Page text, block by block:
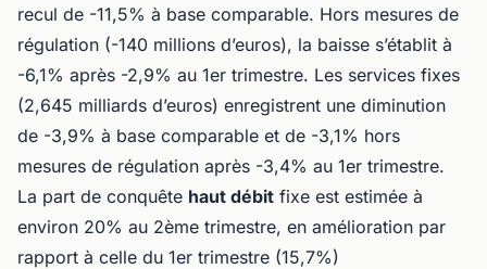
recul de -11,5% à base comparable. Hors mesures de
régulation (-140 millions d’euros), la baisse s’établit à
-6,1% après -2,9% au 1er trimestre. Les services fixes
(2,645 milliards d’euros) enregistrent une diminution
de -3,9% à base comparable et de -3,1% hors
mesures de régulation après -3,4% au 1er trimestre.
La part de conquête haut débit fixe est estimée à
environ 20% au 2ème trimestre, en amélioration par
rapport à celle du 1er trimestre (15,7%)